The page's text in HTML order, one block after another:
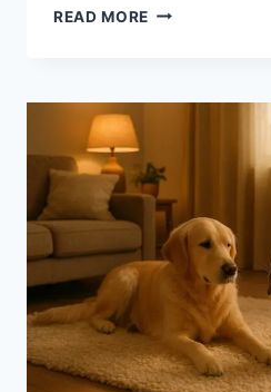
READ MORE KADA
DĖL
PROBLEMŲ